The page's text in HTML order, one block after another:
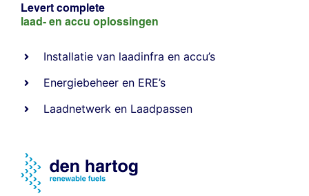
Levert complete
laad- en accu oplossingen
Installatie van laadinfra en accu’s
Energiebeheer en ERE’s
Laadnetwerk en Laadpassen